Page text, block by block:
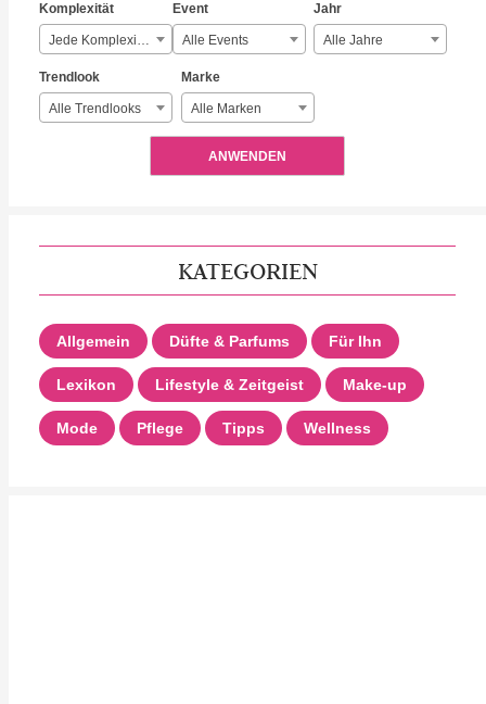
Komplexität
Jede Komplexität
Event
Alle Events
Jahr
Alle Jahre
Trendlook
Alle Trendlooks
Marke
Alle Marken
ANWENDEN
KATEGORIEN
Allgemein Düfte & Parfums Für Ihn
Lexikon Lifestyle & Zeitgeist Make-up
Mode Pflege Tipps Wellness